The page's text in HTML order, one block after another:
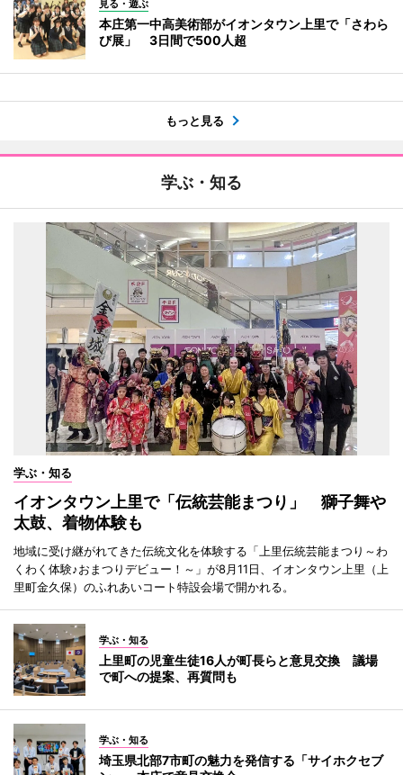
見る・遊ぶ
本庄第一中高美術部がイオンタウン上里で「さわら
び展」 3日間で500人超
もっと見る
学ぶ・知る
学ぶ・知る
イオンタウン上里で「伝統芸能まつり」 獅子舞や
太鼓、着物体験も
地域に受け継がれてきた伝統文化を体験する「上里伝統芸能まつり～わ
くわく体験♪おまつりデビュー！～」が8月11日、イオンタウン上里（上
里町金久保）のふれあいコート特設会場で開かれる。
学ぶ・知る
上里町の児童生徒16人が町長らと意見交換 議場
で町への提案、再質問も
学ぶ・知る
埼玉県北部7市町の魅力を発信する「サイホクセブ